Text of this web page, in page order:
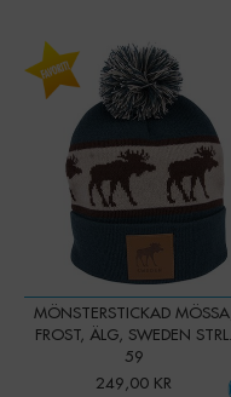
MÖNSTERSTICKAD MÖSSA,
FROST, ÄLG, SWEDEN STRL.
59
249,00 KR
Qty: +